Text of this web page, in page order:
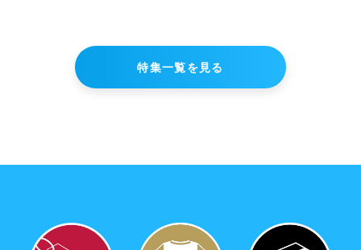
ショッピングを続ける
特集一覧を見る